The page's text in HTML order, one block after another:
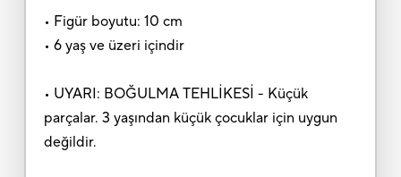
• Figür boyutu: 10 cm
• 6 yaş ve üzeri içindir
• UYARI: BOĞULMA TEHLİKESİ - Küçük
parçalar. 3 yaşından küçük çocuklar için uygun
değildir.